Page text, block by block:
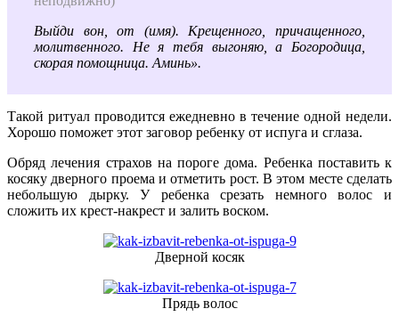
Выйди вон, от (имя). Крещенного, причащенного,
молитвенного. Не я тебя выгоняю, а Богородица,
скорая помощница. Аминь».
Такой ритуал проводится ежедневно в течение одной недели.
Хорошо поможет этот заговор ребенку от испуга и сглаза.
Обряд лечения страхов на пороге дома. Ребенка поставить к
косяку дверного проема и отметить рост. В этом месте сделать
небольшую дырку. У ребенка срезать немного волос и
сложить их крест-накрест и залить воском.
Дверной косяк
Прядь волос